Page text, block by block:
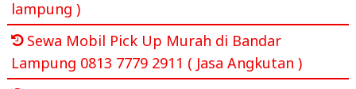
lampung )
Sewa Mobil Pick Up Murah di Bandar
Lampung 0813 7779 2911 ( Jasa Angkutan )